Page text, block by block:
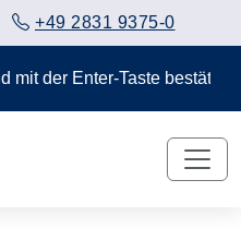
+49 2831 9375-0
der Enter-Taste